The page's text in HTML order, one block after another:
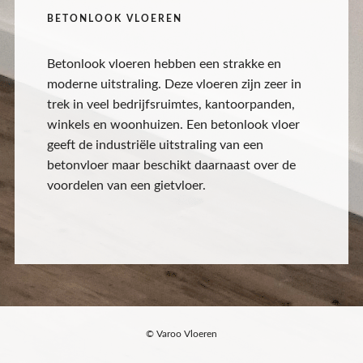
BETONLOOK VLOEREN
Betonlook vloeren hebben een strakke en
moderne uitstraling. Deze vloeren zijn zeer in
trek in veel bedrijfsruimtes, kantoorpanden,
winkels en woonhuizen. Een betonlook vloer
geeft de industriële uitstraling van een
betonvloer maar beschikt daarnaast over de
voordelen van een gietvloer.
© Varoo Vloeren